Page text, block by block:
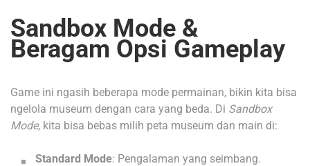
Sandbox Mode &
Beragam Opsi Gameplay
Game ini ngasih beberapa mode permainan, bikin kita bisa
ngelola museum dengan cara yang beda. Di Sandbox
Mode, kita bisa bebas milih peta museum dan main di:
Standard Mode: Pengalaman yang seimbang.